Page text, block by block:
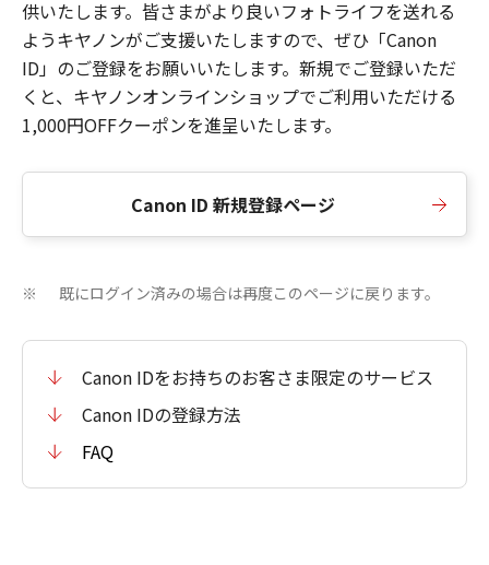
供いたします。皆さまがより良いフォトライフを送れる
ようキヤノンがご支援いたしますので、ぜひ「Canon
ID」のご登録をお願いいたします。新規でご登録いただ
くと、キヤノンオンラインショップでご利用いただける
1,000円OFFクーポンを進呈いたします。
Canon ID 新規登録ページ
※ 既にログイン済みの場合は再度このページに戻ります。
Canon IDをお持ちのお客さま限定のサービス
Canon IDの登録方法
FAQ